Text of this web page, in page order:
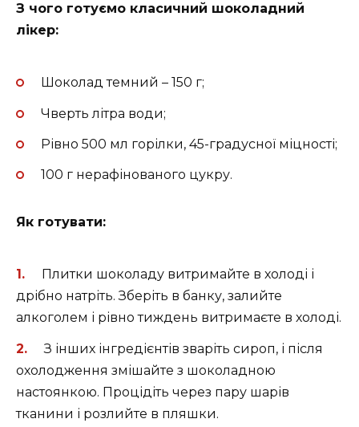
З чого готуємо класичний шоколадний
лікер:
Шоколад темний – 150 г;
Чверть літра води;
Рівно 500 мл горілки, 45-градусної міцності;
100 г нерафінованого цукру.
Як готувати:
Плитки шоколаду витримайте в холоді і
дрібно натріть. Зберіть в банку, залийте
алкоголем і рівно тиждень витримаєте в холоді.
З інших інгредієнтів зваріть сироп, і після
охолодження змішайте з шоколадною
настоянкою. Процідіть через пару шарів
тканини і розлийте в пляшки.